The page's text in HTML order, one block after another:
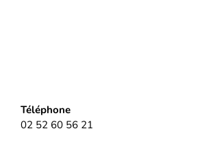
Téléphone
02 52 60 56 21